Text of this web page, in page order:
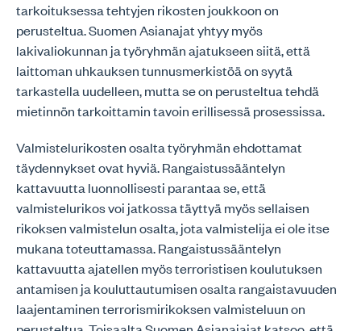
tarkoituksessa tehtyjen rikosten joukkoon on
perusteltua. Suomen Asianajat yhtyy myös
lakivaliokunnan ja työryhmän ajatukseen siitä, että
laittoman uhkauksen tunnusmerkistöä on syytä
tarkastella uudelleen, mutta se on perusteltua tehdä
mietinnön tarkoittamin tavoin erillisessä prosessissa.
Valmistelurikosten osalta työryhmän ehdottamat
täydennykset ovat hyviä. Rangaistussääntelyn
kattavuutta luonnollisesti parantaa se, että
valmistelurikos voi jatkossa täyttyä myös sellaisen
rikoksen valmistelun osalta, jota valmistelija ei ole itse
mukana toteuttamassa. Rangaistussääntelyn
kattavuutta ajatellen myös terroristisen koulutuksen
antamisen ja kouluttautumisen osalta rangaistavuuden
laajentaminen terrorismirikoksen valmisteluun on